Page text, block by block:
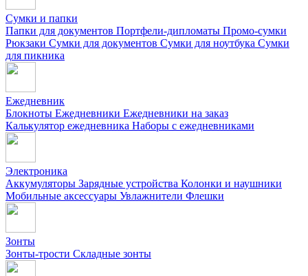
Сумки и папки
Папки для документов Портфели-дипломаты Промо-сумки
Рюкзаки Сумки для документов Сумки для ноутбука Сумки
для пикника
Ежедневник
Блокноты Ежедневники Ежедневники на заказ
Калькулятор ежедневника Наборы с ежедневниками
Электроника
Аккумуляторы Зарядные устройства Колонки и наушники
Мобильные аксессуары Увлажнители Флешки
Зонты
Зонты-трости Складные зонты